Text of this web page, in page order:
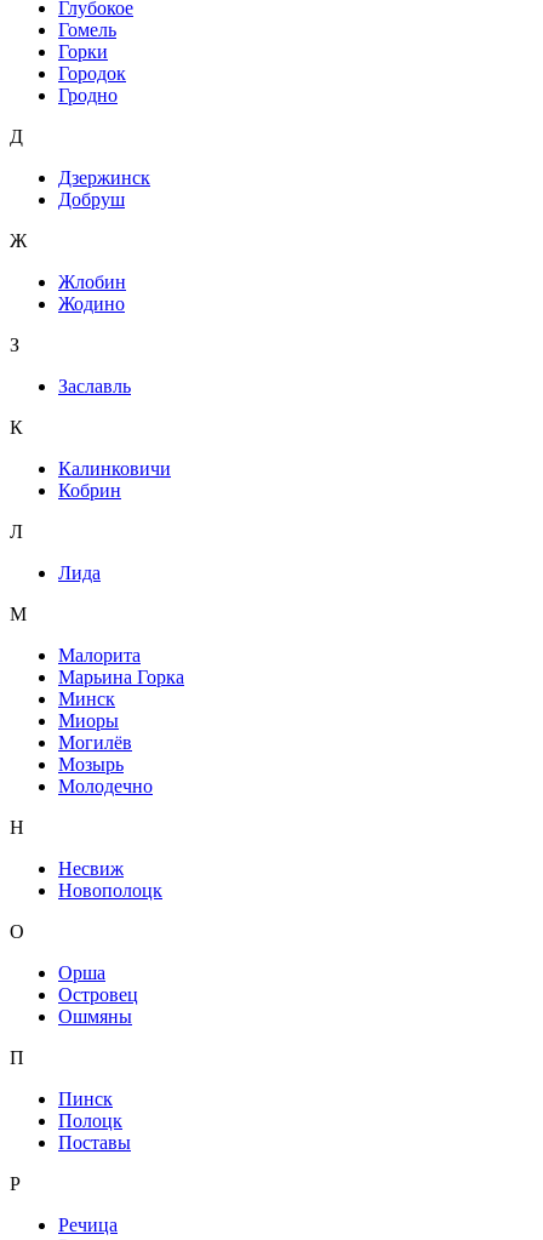
Глубокое
Гомель
Горки
Городок
Гродно
Д
Дзержинск
Добруш
Ж
Жлобин
Жодино
З
Заславль
К
Калинковичи
Кобрин
Л
Лида
М
Малорита
Марьина Горка
Минск
Миоры
Могилёв
Мозырь
Молодечно
Н
Несвиж
Новополоцк
О
Орша
Островец
Ошмяны
П
Пинск
Полоцк
Поставы
Р
Речица